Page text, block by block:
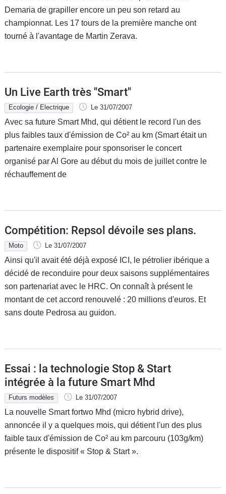
Demaria de grapiller encore un peu son retard au
championnat. Les 17 tours de la première manche ont
tourné à l'avantage de Martin Zerava.
Un Live Earth très "Smart"
Ecologie / Electrique Le 31/07/2007
Avec sa future Smart Mhd, qui détient le record l'un des
plus faibles taux d'émission de Co² au km (Smart était un
partenaire exemplaire pour sponsoriser le concert
organisé par Al Gore au début du mois de juillet contre le
réchauffement de
Compétition: Repsol dévoile ses plans.
Moto Le 31/07/2007
Ainsi qu'il avait été déjà exposé ICI, le pétrolier ibérique a
décidé de reconduire pour deux saisons supplémentaires
son partenariat avec le HRC. On connaît à présent le
montant de cet accord renouvelé : 20 millions d'euros. Et
sans doute Pedrosa au guidon.
Essai : la technologie Stop & Start
intégrée à la future Smart Mhd
Futurs modèles Le 31/07/2007
La nouvelle Smart fortwo Mhd (micro hybrid drive),
annoncée il y a quelques mois, qui détient l'un des plus
faible taux d'émission de Co² au km parcouru (103g/km)
présente le dispositif « Stop & Start ».